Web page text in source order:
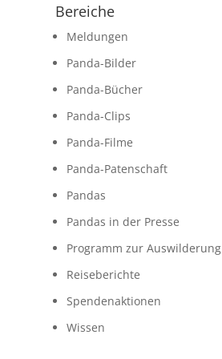
Bereiche
Meldungen
Panda-Bilder
Panda-Bücher
Panda-Clips
Panda-Filme
Panda-Patenschaft
Pandas
Pandas in der Presse
Programm zur Auswilderung
Reiseberichte
Spendenaktionen
Wissen